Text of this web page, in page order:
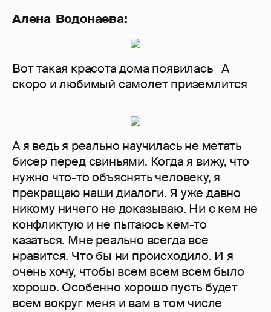
Алена Водонаева:
Вот такая красота дома появилась А
скоро и любимый самолет приземлится
А я ведь я реально научилась не метать
бисер перед свиньями. Когда я вижу, что
нужно что-то объяснять человеку, я
прекращаю наши диалоги. Я уже давно
никому ничего не доказываю. Ни с кем не
конфликтую и не пытаюсь кем-то
казаться. Мне реально всегда все
нравится. Что бы ни происходило. И я
очень хочу, чтобы всем всем всем было
хорошо. Особенно хорошо пусть будет
всем вокруг меня и вам в том числе